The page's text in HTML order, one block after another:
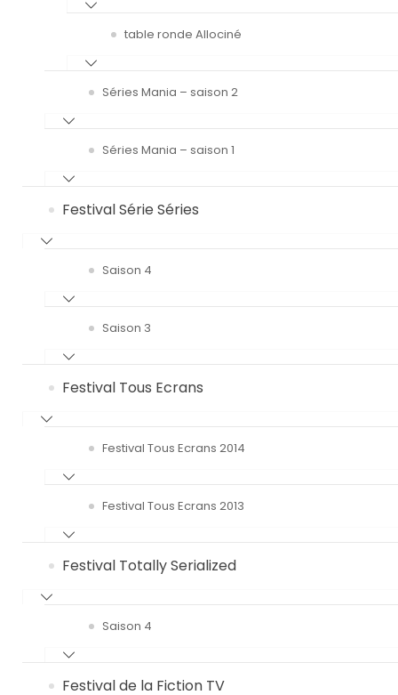
table ronde Allociné
Séries Mania – saison 2
Séries Mania – saison 1
Festival Série Séries
Saison 4
Saison 3
Festival Tous Ecrans
Festival Tous Ecrans 2014
Festival Tous Ecrans 2013
Festival Totally Serialized
Saison 4
Festival de la Fiction TV